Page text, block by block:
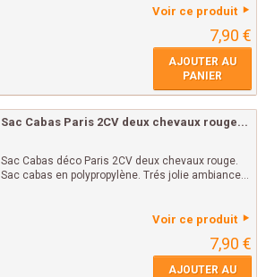
Voir ce produit
7,90 €
AJOUTER AU
PANIER
Sac Cabas Paris 2CV deux chevaux rouge...
Sac Cabas déco Paris 2CV deux chevaux rouge.
Sac cabas en polypropylène. Trés jolie ambiance...
Voir ce produit
7,90 €
AJOUTER AU